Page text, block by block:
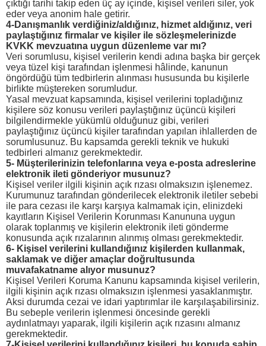
çıktığı tarihi takip eden üç ay içinde, kişisel verileri siler, yok
eder veya anonim hale getirir.
4-Danışmanlık verdiğiniz/aldığınız, hizmet aldığınız, veri
paylaştığınız firmalar ve kişiler ile sözleşmelerinizde
KVKK mevzuatına uygun düzenleme var mı?
Veri sorumlusu, kişisel verilerin kendi adına başka bir gerçek
veya tüzel kişi tarafından işlenmesi hâlinde, kanunun
öngördüğü tüm tedbirlerin alınması hususunda bu kişilerle
birlikte müştereken sorumludur.
Yasal mevzuat kapsamında, kişisel verilerini topladığınız
kişilere söz konusu verileri paylaştığınız üçüncü kişileri
bilgilendirmekle yükümlü olduğunuz gibi, verileri
paylaştığınız üçüncü kişiler tarafından yapılan ihlallerden de
sorumlusunuz. Bu kapsamda gerekli teknik ve hukuki
tedbirleri almanız gerekmektedir.
5- Müşterilerinizin telefonlarına veya e-posta adreslerine
elektronik ileti gönderiyor musunuz?
Kişisel veriler ilgili kişinin açık rızası olmaksızın işlenemez.
Kurumunuz tarafından gönderilecek elektronik iletiler sebebi
ile para cezası ile karşı karşıya kalmamak için, elinizdeki
kayıtların Kişisel Verilerin Korunması Kanununa uygun
olarak toplanmış ve kişilerin elektronik ileti gönderme
konusunda açık rızalarının alınmış olması gerekmektedir.
6- Kişisel verilerini kullandığınız kişilerden kullanmak,
saklamak ve diğer amaçlar doğrultusunda
muvafakatname alıyor musunuz?
Kişisel Verileri Koruma Kanunu kapsamında kişisel verilerin,
ilgili kişinin açık rızası olmaksızın işlenmesi yasaklanmıştır.
Aksi durumda cezai ve idari yaptırımlar ile karşılaşabilirsiniz.
Bu sebeple verilerin işlenmesi öncesinde gerekli
aydınlatmayı yaparak, ilgili kişilerin açık rızasını almanız
gerekmektedir.